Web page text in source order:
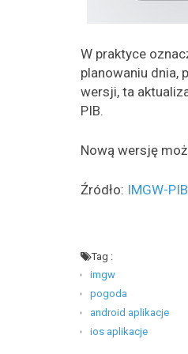
W praktyce
planowaniu dnia,
wersji, ta
PIB.
Nową wersję
Źródło: IMGW-PIB
Tag :
imgw
pogoda
android aplikacje
ios aplikacje